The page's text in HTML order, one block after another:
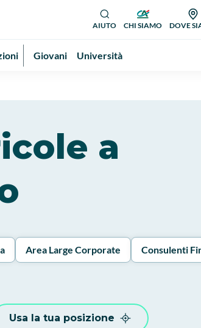
AIUTO CHI SIAMO DOVE
Giovani Università
a
Area Large Corporate Consulenti
Usa la tua posizione